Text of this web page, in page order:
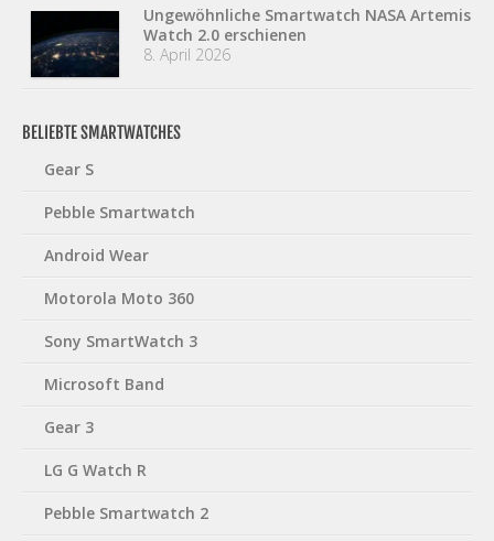
Ungewöhnliche Smartwatch NASA Artemis
Watch 2.0 erschienen
8. April 2026
BELIEBTE SMARTWATCHES
Gear S
Pebble Smartwatch
Android Wear
Motorola Moto 360
Sony SmartWatch 3
Microsoft Band
Gear 3
LG G Watch R
Pebble Smartwatch 2